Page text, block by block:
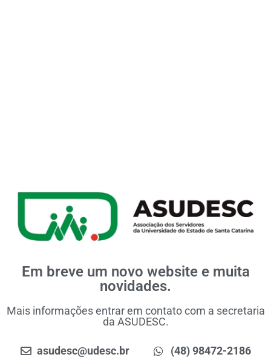
Em breve um novo website e muita
novidades.
Mais informações entrar em contato com a secretaria
da ASUDESC.
asudesc@udesc.br (48) 98472-2186